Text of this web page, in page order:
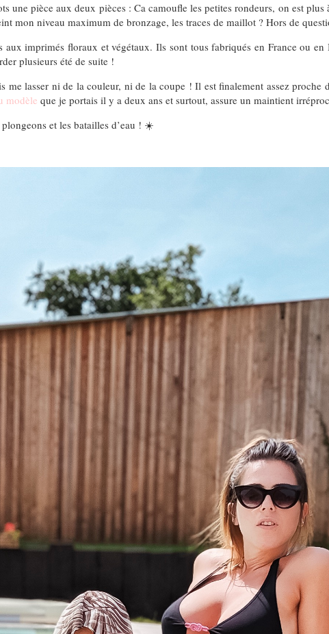
une pièce aux deux pièces : Ca camoufle les petites rondeurs, on est plus
mon niveau maximum de bronzage, les traces de maillot ? Hors de
imprimés floraux et végétaux. Ils sont tous fabriqués en France ou
plusieurs été de suite !
me lasser ni de la couleur, ni de la coupe ! Il est finalement assez proche
modèle que je portais il y a deux ans et surtout, assure un maintient
et les batailles d’eau ! ☀️